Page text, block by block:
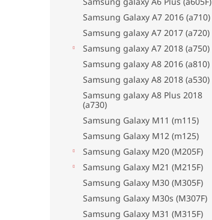
Samsung Galaxy A7 2016 (a710)
Samsung galaxy A7 2017 (a720)
Samsung galaxy A7 2018 (a750)
Samsung galaxy A8 2016 (a810)
Samsung galaxy A8 2018 (a530)
Samsung galaxy A8 Plus 2018
(a730)
Samsung Galaxy M11 (m115)
Samsung Galaxy M12 (m125)
Samsung Galaxy M20 (M205F)
Samsung Galaxy M21 (M215F)
Samsung Galaxy M30 (M305F)
Samsung Galaxy M30s (M307F)
Samsung Galaxy M31 (M315F)